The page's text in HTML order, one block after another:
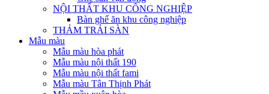
NỘI THẤT KHU CÔNG NGHIỆP
Bàn ghế ăn khu công nghiệp
THẢM TRẢI SÀN
Mẫu màu
Mẫu màu hòa phát
Mẫu màu nội thất 190
Mẫu màu nội thất fami
Mẫu màu Tân Thịnh Phát